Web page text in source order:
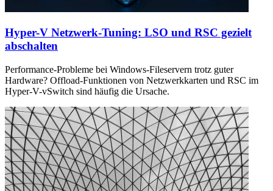
Hyper-V Netzwerk-Tuning: LSO und RSC gezielt
abschalten
Performance-Probleme bei Windows-Fileservern trotz guter
Hardware? Offload-Funktionen von Netzwerkkarten und RSC im
Hyper-V-vSwitch sind häufig die Ursache.